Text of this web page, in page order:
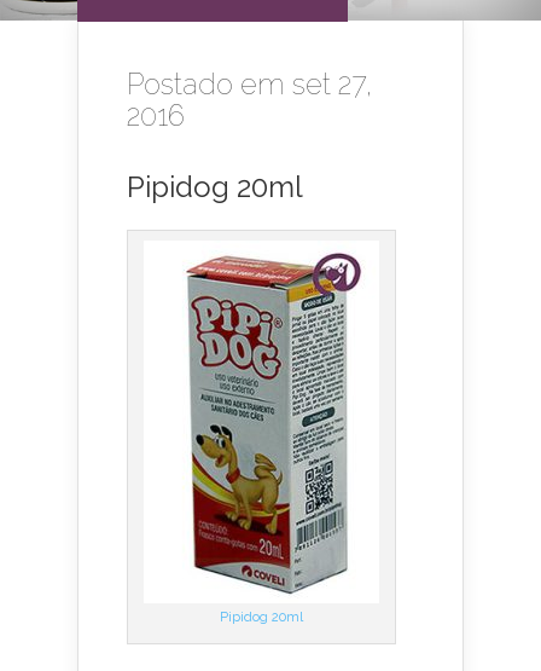
Postado em set 27,
2016
Pipidog 20ml
Pipidog 20ml